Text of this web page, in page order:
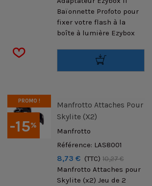
Baïonnette Profoto pour
fixer votre flash à la
boîte à lumière Ezybox
-15%
PROMO !
Manfrotto Attaches Pour
Skylite (x2)
Manfrotto
Référence: LAS8001
8,73 € (TTC) 10,27 €
Manfrotto Attaches pour
Skylite (x2) Jeu de 2